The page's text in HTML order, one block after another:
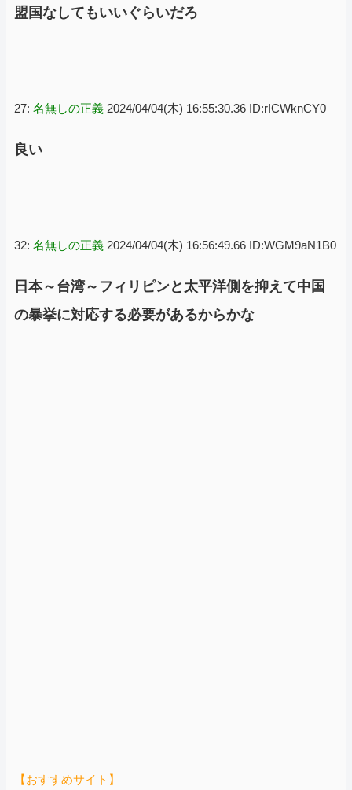
盟国なしてもいいぐらいだろ
27: 名無しの正義 2024/04/04(木) 16:55:30.36 ID:rICWknCY0
良い
32: 名無しの正義 2024/04/04(木) 16:56:49.66 ID:WGM9aN1B0
日本～台湾～フィリピンと太平洋側を抑えて中国
の暴挙に対応する必要があるからかな
【おすすめサイト】